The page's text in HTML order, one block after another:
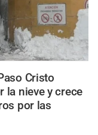
Cristo
la nieve y crece
por las